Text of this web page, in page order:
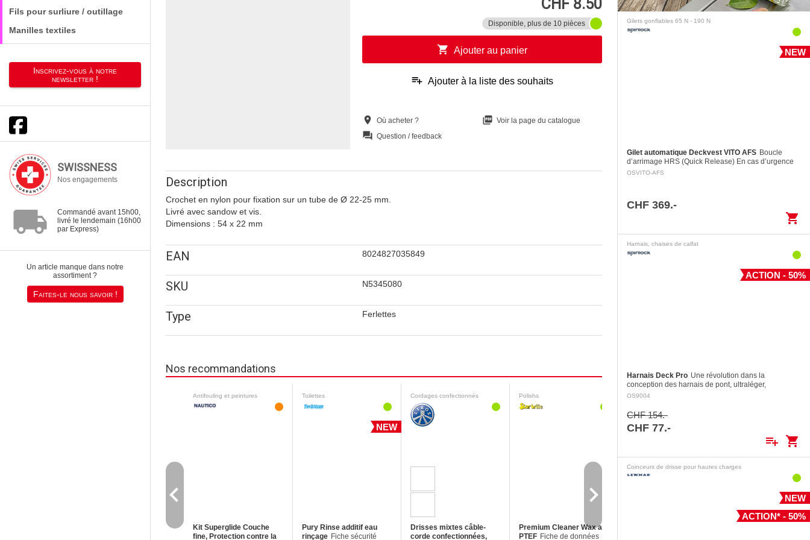
Fils pour surliure / outillage
Manilles textiles
Inscrivez-vous à notre
newsletter !
SWISSNESS
Nos engagements
local_shipping
Commandé avant 15h00,
livré le lendemain (16h00
par Express)
Un article manque dans notre
assortiment ?
Faites-le nous savoir !
CHF 8.50
Disponible, plus de 10 pièces
shopping_cart Ajouter au panier
playlist_add Ajouter à la liste des souhaits
location_on Où acheter ? picture_as_pdf Voir la page du catalogue
question_answer Question / feedback
Description
Crochet en nylon pour fixation sur un tube de Ø 22-25 mm.
Livré avec sandow et vis.
Dimensions : 54 x 22 mm
EAN 8024827035849
SKU N5345080
Type Ferlettes
Nos recommandations
Antifouling et peintures
Kit Superglide Couche
fine, Protection contre la
Toilettes
NEW
Pury Rinse additif eau
rinçage Fiche sécurité
Cordages confectionnés
Drisses mixtes câble-
corde confectionnées,
Polishs
Premium Cleaner Wax au
PTEF Fiche de données
Poulies ouvrantes
navigate_before navigate_next
Gilets gonflables 65 N - 190 N
NEW
Gilet automatique Deckvest VITO AFS Boucle
d’arrimage HRS (Quick Release) En cas d’urgence
une personne peut dissocier la boucle d’arrimage en
OSVITO-AFS
CHF 369.-
shopping_cart
Harnais, chaises de calfat
ACTION - 50%
Harnais Deck Pro Une révolution dans la
conception des harnais de pont, ultraléger,
confortable et facile à enfiler. Idéal pour les situations
OS9004
CHF 154.-
CHF 77.-
playlist_add shopping_cart
Coinceurs de drisse pour hautes charges
NEW
ACTION* - 50%